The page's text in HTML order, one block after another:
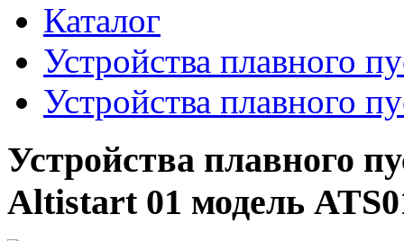
Каталог
Устройства плавного
Устройства плавного
Устройства плавного
Altistart 01 модель